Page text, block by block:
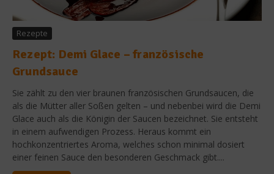
Rezepte
Rezept: Demi Glace – französische
Grundsauce
Sie zählt zu den vier braunen französischen Grundsaucen, die
als die Mütter aller Soßen gelten – und nebenbei wird die Demi
Glace auch als die Königin der Saucen bezeichnet. Sie entsteht
in einem aufwendigen Prozess. Heraus kommt ein
hochkonzentriertes Aroma, welches schon minimal dosiert
einer feinen Sauce den besonderen Geschmack gibt....